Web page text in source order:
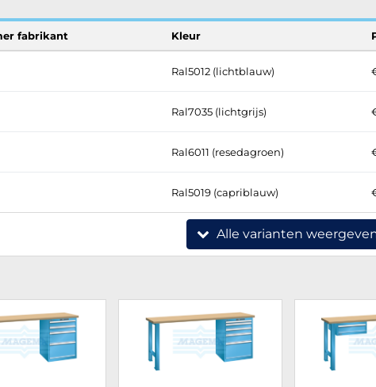
fabrikant Kleur
Ral5012 (lichtblauw)
Ral7035 (lichtgrijs)
Ral6011 (resedagroen)
Ral5019 (capriblauw)
Alle varianten